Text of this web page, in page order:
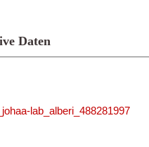
Daten
lab_alberi_488281997